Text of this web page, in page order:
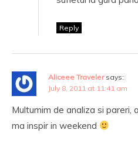
Reply
Aliceee Traveler says:
July 8, 2011 at 11:41 am
Multumim de analiza si pareri,
ma inspir in weekend